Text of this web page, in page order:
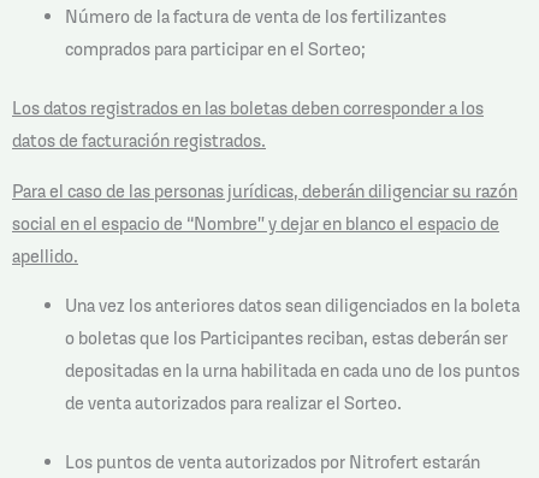
Número de la factura de venta de los fertilizantes
comprados para participar en el Sorteo;
Los datos registrados en las boletas deben corresponder a los
datos de facturación registrados.
Para el caso de las personas jurídicas, deberán diligenciar su razón
social en el espacio de “Nombre” y dejar en blanco el espacio de
apellido.
Una vez los anteriores datos sean diligenciados en la boleta
o boletas que los Participantes reciban, estas deberán ser
depositadas en la urna habilitada en cada uno de los puntos
de venta autorizados para realizar el Sorteo.
Los puntos de venta autorizados por Nitrofert estarán